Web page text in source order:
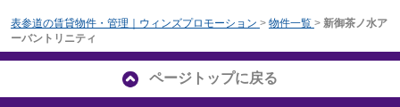
表参道の賃貸物件・管理｜ウィンズプロモーション > 物件一覧 > 新御茶ノ水ア
ーバントリニティ
ページトップに戻る